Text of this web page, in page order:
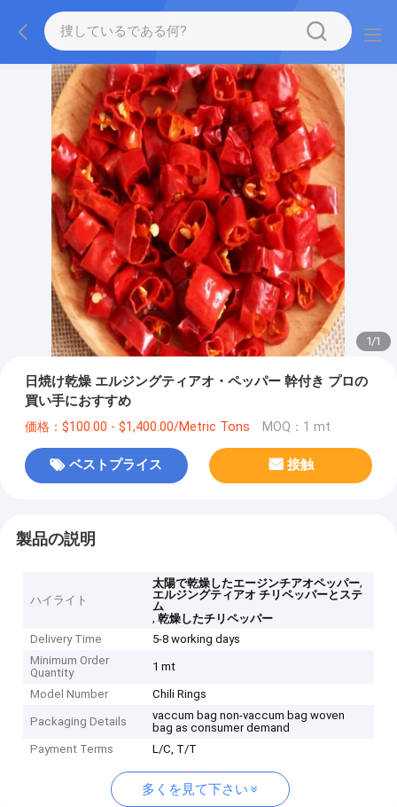
1/1
日焼け乾燥 エルジングティアオ・ペッパー 幹付き プロの
買い手におすすめ
価格：$100.00 - $1,400.00/Metric Tons MOQ：1 mt
ベストプライス 接触
製品の説明
ハイライト
太陽で乾燥したエージンチアオペッパー,
エルジングティアオ チリペッパーとステ
ム
,乾燥したチリペッパー
Delivery Time
5-8 working days
Minimum Order
Quantity
1 mt
Model Number Chili Rings
Packaging Details
vaccum bag non-vaccum bag woven
bag as consumer demand
Payment Terms
L/C, T/T
多くを見て下さい